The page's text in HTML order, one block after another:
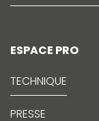
ESPACE PRO
TECHNIQUE
PRESSE